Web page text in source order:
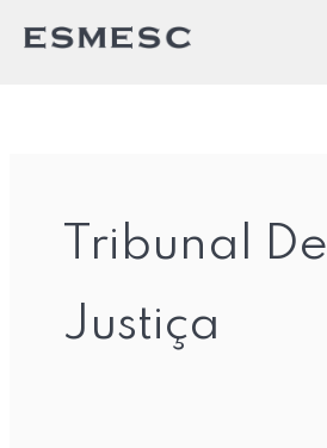
para
Tribunal De
Justiça